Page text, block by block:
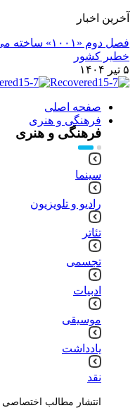
آخرین اخبار
فصل دوم «۱۰۰۱» ساخته می‌شود
خطیر کشور
۵ تیر ۱۴۰۴
صفحه اصلی
فرهنگی و هنری
فرهنگی و هنری
سینما
رادیو و تلویزیون
تئاتر
تجسمی
ادبیات
موسیقی
یادداشت
نقد
انتشار مطالب اختصاصی